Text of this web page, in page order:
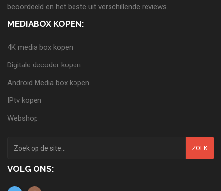
beoordeeld en het beste uit verschillende reviews.
MEDIABOX KOPEN:
4K media box kopen
Digitale decoder kopen
Android Media box kopen
IPtv kopen
Webshop
ZOEK
VOLG ONS: